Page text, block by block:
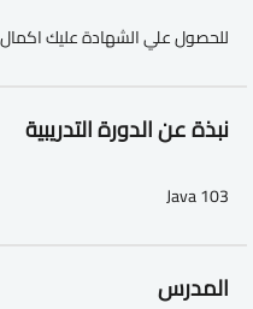
للحصول علي الشهادة عليك اكمال
نبذة عن الدورة التدريبية
Java 103
المدرس